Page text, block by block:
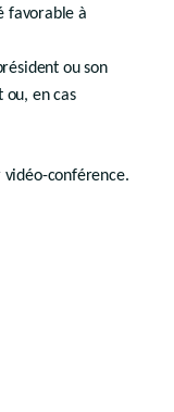
conjointe périmètre - permis –
de l'enquête publique
du territoire
favorable à
ou son
en cas
vidéo-conférence.